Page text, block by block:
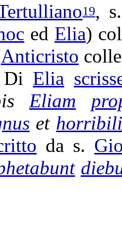
19,
ed Elia)
Anticristo
Elia
Eliam
et
da s.